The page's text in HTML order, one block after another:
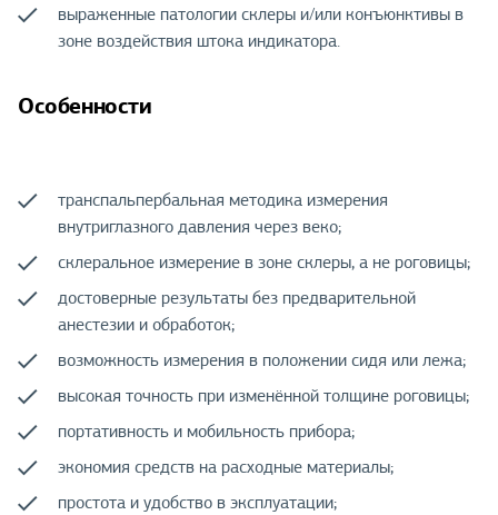
выраженные патологии склеры и/или конъюнктивы в
зоне воздействия штока индикатора.
Особенности
транспальпербальная методика измерения
внутриглазного давления через веко;
склеральное измерение в зоне склеры, а не роговицы;
достоверные результаты без предварительной
анестезии и обработок;
возможность измерения в положении сидя или лежа;
высокая точность при изменённой толщине роговицы;
портативность и мобильность прибора;
экономия средств на расходные материалы;
простота и удобство в эксплуатации;